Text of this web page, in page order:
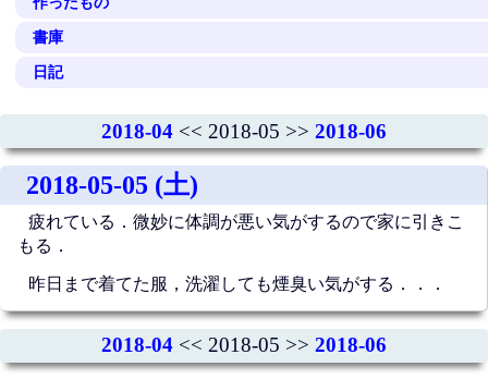
書庫
日記
2018-04 << 2018-05 >> 2018-06
2018-05-05 (土)
疲れている．微妙に体調が悪い気がするので家に引きこ
もる．
昨日まで着てた服，洗濯しても煙臭い気がする．．．
2018-04 << 2018-05 >> 2018-06